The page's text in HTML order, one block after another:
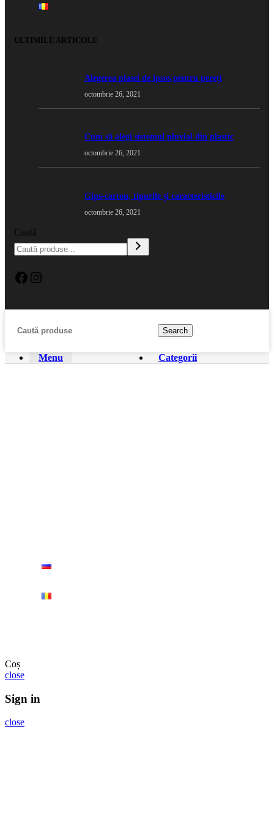
ULTIMILE ARTICOLE
Alegerea plasei de ipsos pentru pereți
octombrie 26, 2021
Cum să alegi sistemul pluvial din plastic
octombrie 26, 2021
Gips-carton, tipurile și caracteristicile
octombrie 26, 2021
Caută
Facebook
Instagram
Search
Menu Categorii
Coș
close
Sign in
close